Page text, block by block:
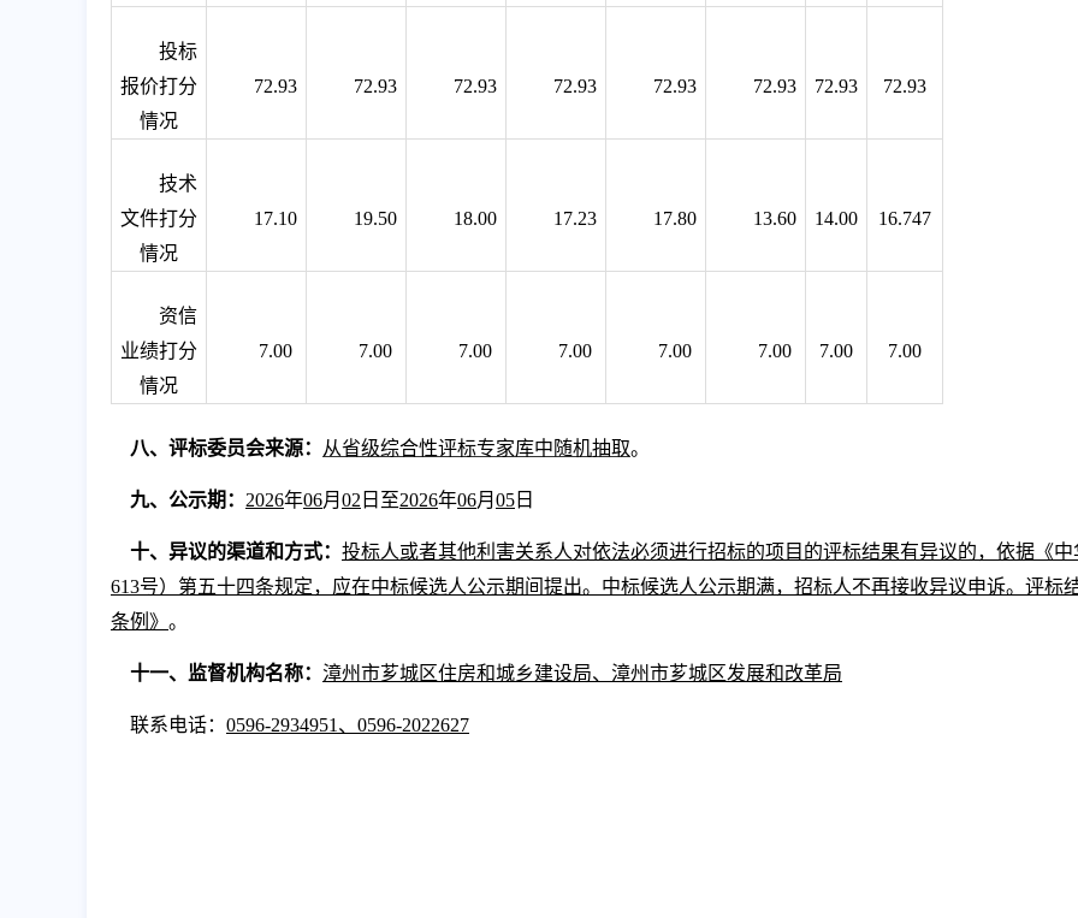
投标
报价打分
情况
72.93 72.93 72.93 72.93 72.93 72.93 72.93 72.93
技术
文件打分
情况
17.10 19.50 18.00 17.23 17.80 13.60 14.00 16.747
资信
业绩打分
情况
7.00 7.00 7.00 7.00 7.00 7.00 7.00 7.00
八、评标委员会来源： 从省级综合性评标专家库中随机抽取。
九、 公示期： 2026年06月 02 日至2026年06月 05 日
十、 异议的渠道和方式： 投标人或者其他利害关系人对依法必须进行招标的项目的评标结果有异议的，依据《
613号）第五十四条规定，应在中标候选人公示期间提出。中标候选人公示期满，招标人不再接收异议申诉。评
条例》 。
十一、 监督机构名称： 漳州市芗城区住房和城乡建设局、漳州市芗城区发展和改革局
联系电话： 0596-2934951、0596-2022627